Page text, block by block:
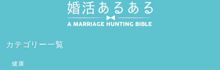
カテゴリー一覧
健康